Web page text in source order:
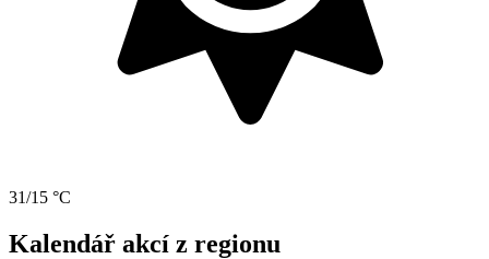
31/15 °C
Kalendář akcí z regionu